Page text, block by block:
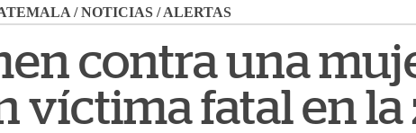
/NOTICIAS /ALERTAS
contra una
víctima fatal en la